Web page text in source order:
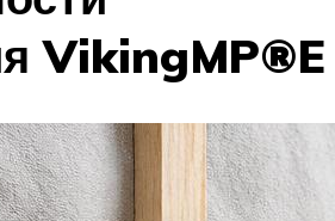
VikingMP®E